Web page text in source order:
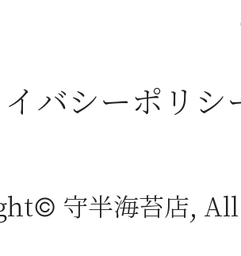
イバシーポリシ
守半海苔店,